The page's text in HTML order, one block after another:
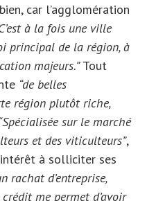
car l’agglomération
à la fois une ville
principal de la région, à
majeurs.”Tout
“de belles
région plutôt riche,
“Spécialisée sur le marché
et des viticulteurs”,
à solliciter ses
rachat d’entreprise,
me permet d’avoir